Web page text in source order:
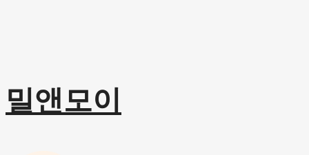
밀앤모이